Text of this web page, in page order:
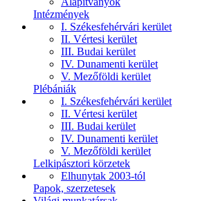
Intézmények
I. Székesfehérvári kerület
II. Vértesi kerület
III. Budai kerület
IV. Dunamenti kerület
V. Mezőföldi kerület
Plébániák
I. Székesfehérvári kerület
II. Vértesi kerület
III. Budai kerület
IV. Dunamenti kerület
V. Mezőföldi kerület
Lelkipásztori körzetek
Elhunytak 2003-tól
Papok, szerzetesek